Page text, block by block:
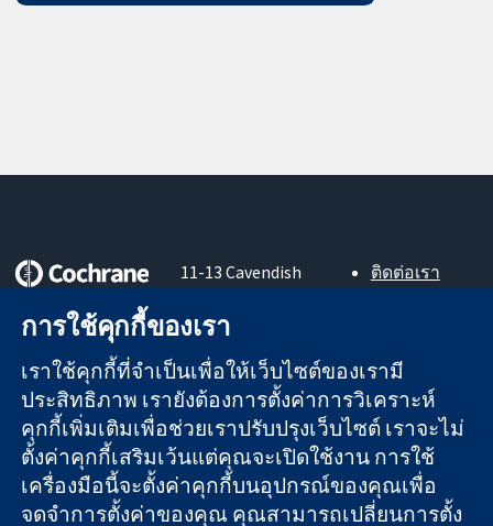
หลักฐานที่เชื่อถือ
ได้
สู่การตัดสินใจ
อย่างมีข้อมูล
เพื่อสุขภาพที่ดีขึ้น
11-13 Cavendish
London
United Kingdom
ติดต่อเรา
About us
ตำแหน่งงาน
Cochrane
Library
การใช้คุกกี้ของเรา
เราใช้คุกกี้ที่จำเป็นเพื่อให้เว็บไซต์ของเรามี
ประสิทธิภาพ เรายังต้องการตั้งค่าการวิเคราะห์
คุกกี้เพิ่มเติมเพื่อช่วยเราปรับปรุงเว็บไซต์ เราจะไม่
ตั้งค่าคุกกี้เสริมเว้นแต่คุณจะเปิดใช้งาน การใช้
เครื่องมือนี้จะตั้งค่าคุกกี้บนอุปกรณ์ของคุณเพื่อ
จดจำการตั้งค่าของคุณ คุณสามารถเปลี่ยนการตั้ง